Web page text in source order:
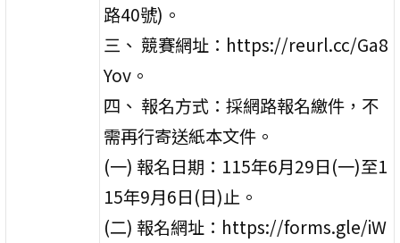
路40號)。
三、 競賽網址：https://reurl.cc/Ga8
Yov。
四、 報名方式：採網路報名繳件，不
需再行寄送紙本文件。
(一) 報名日期：115年6月29日(一)至1
15年9月6日(日)止。
(二) 報名網址：https://forms.gle/iW